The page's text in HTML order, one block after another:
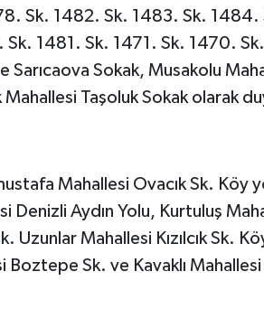
Sk. 1482. Sk. 1483. Sk. 1484.
1481. Sk. 1471. Sk. 1470. Sk.
Sarıcaova Sokak, Musakolu
Taşoluk Sokak olarak
Mahallesi Ovacık Sk. Köy
Denizli Aydın Yolu, Kurtuluş
Mahallesi Kızılcık Sk.
Sk. ve Kavaklı Mahallesi